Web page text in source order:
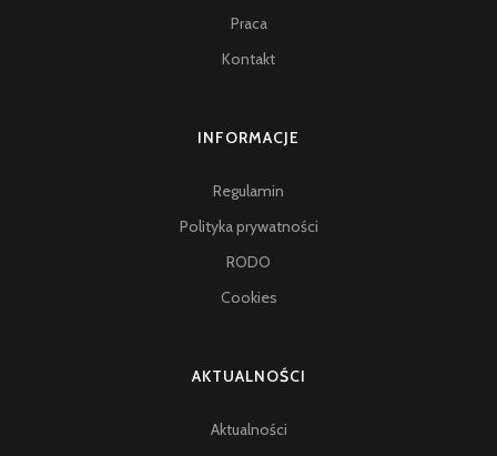
Praca
Kontakt
INFORMACJE
Regulamin
Polityka prywatności
RODO
Cookies
AKTUALNOŚCI
Aktualności